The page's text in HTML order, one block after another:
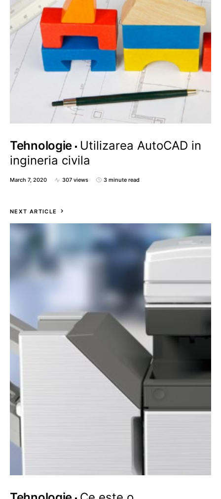
Tehnologie
Utilizarea AutoCAD in
ingineria civila
March 7, 2020 307 views 3 minute read
NEXT ARTICLE